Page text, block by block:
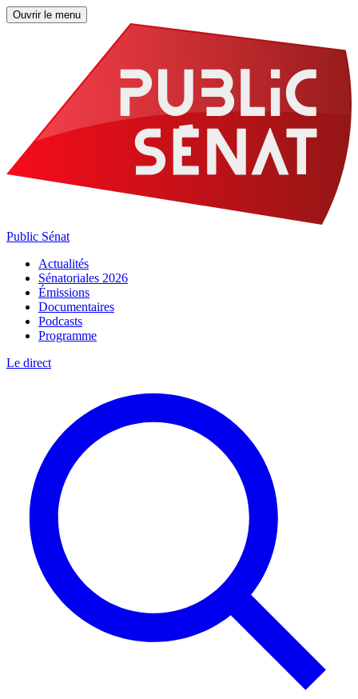
Ouvrir le menu
Public Sénat
Actualités
Sénatoriales 2026
Émissions
Documentaires
Podcasts
Programme
Le direct